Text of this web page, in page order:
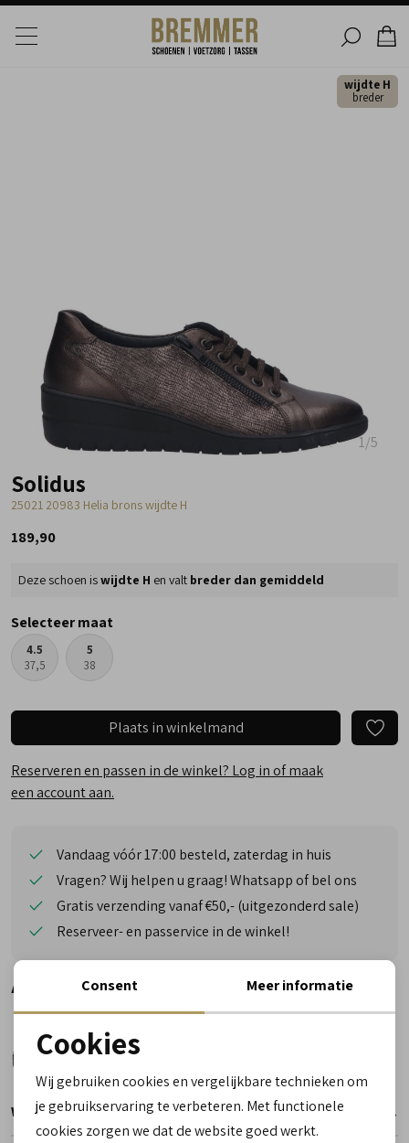
1/5
wijdte H
breder
Solidus
25021 20983 Helia brons wijdte H
189,90
Deze schoen iswijdte H en valt breder dan gemiddeld
Selecteer maat
4.5
37,5
5
38
Plaats in winkelmand
Reserveren en passen in de winkel? Log in of maak
een account aan.
Vandaag vóór 17:00 besteld, zaterdag in huis
Vragen? Wij helpen u graag! Whatsapp of bel ons
Gratis verzending vanaf €50,- (uitgezonderd sale)
Reserveer- en passervice in de winkel!
Alternatieve kleuren
Winkelvoorraad
Noodzakelijke cookies
Analytische cookies
Consent Meer informatie
Cookies
Wij gebruiken cookies en vergelijkbare technieken om
je gebruikservaring te verbeteren. Met functionele
cookies zorgen we dat de website goed werkt.